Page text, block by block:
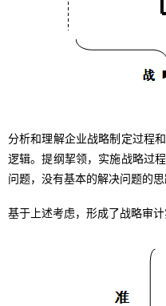
分析和理解企业战略制定过程
逻辑。提纲挈领，实施战略过
问题，没有基本的解决问题的
基于上述考虑，形成了战略审